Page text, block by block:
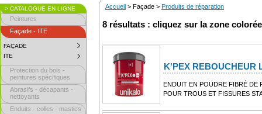
> CATALOGUE EN LIGNE
Peintures
Façade - ITE
FAÇADE
SUBMENU
COLLAPSED.
CLICK
TO
EXPAND
ITE
COLLAPSED.
CLICK
EXPAND
SUBMENU.
Protection du bois -
peintures spécifiques
Abrasifs - décapants -
nettoyants
Enduits - colles - mastics
Accueil > Façade > Produits de réparation
8 résultats : cliquez sur la zone
K'PEX REBOUCHEUR
ENDUIT EN POUDRE FIBRÉ DE
POUR TROUS ET FISSURES